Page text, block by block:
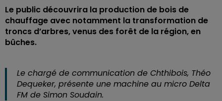
Le public découvrira la production de bois de
chauffage avec notamment la transformation de
troncs d’arbres, venus des forêt de la région, en
bûches.
Le chargé de communication de Chthibois, Théo
Dequeker, présente une machine au micro Delta
FM de Simon Soudain.